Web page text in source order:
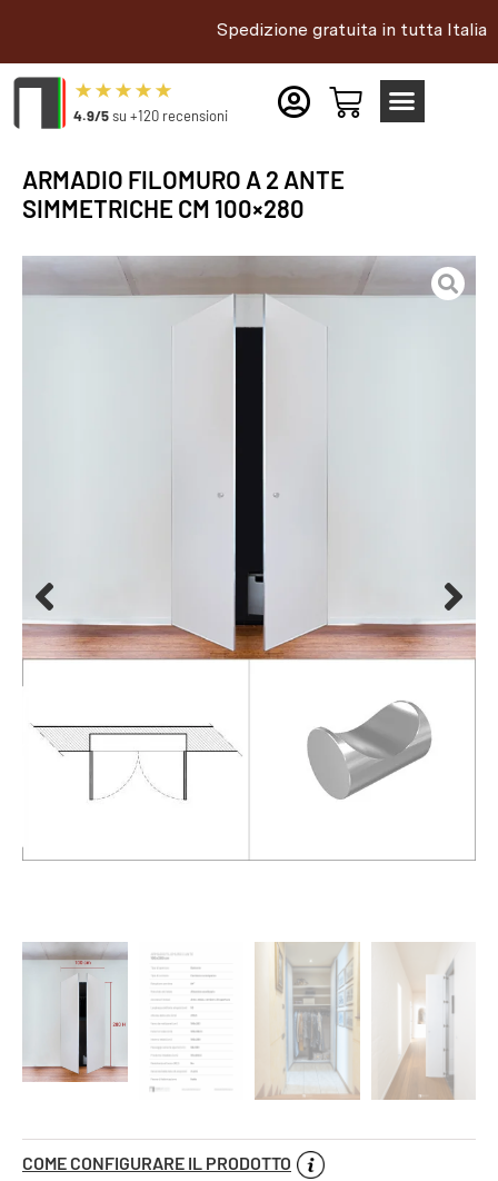
Spedizione gratuita in tutta Italia |
4.9/5su +120 recensioni
ARMADIO FILOMURO A 2 ANTE
SIMMETRICHE CM 100×280
COME CONFIGURARE IL PRODOTTO